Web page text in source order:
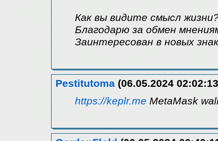
Как вы видите смысл
Благодарю за обмен
Заинтересован в новых
Pestitutoma (06.05.2024
https://keplr.me MetaMask